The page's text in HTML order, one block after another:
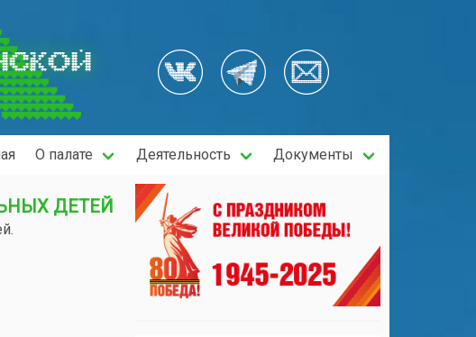
О палате Деятельность Документы
ДЕТЕЙ